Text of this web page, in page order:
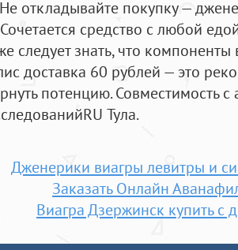
откладывайте покупку —
средство с любой
следует знать, что
доставка 60 рублей — это
потенцию. Совместимость с
Тула.
Дженерики виагры левитры и
Заказать Онлайн
Виагра Дзержинск купить с